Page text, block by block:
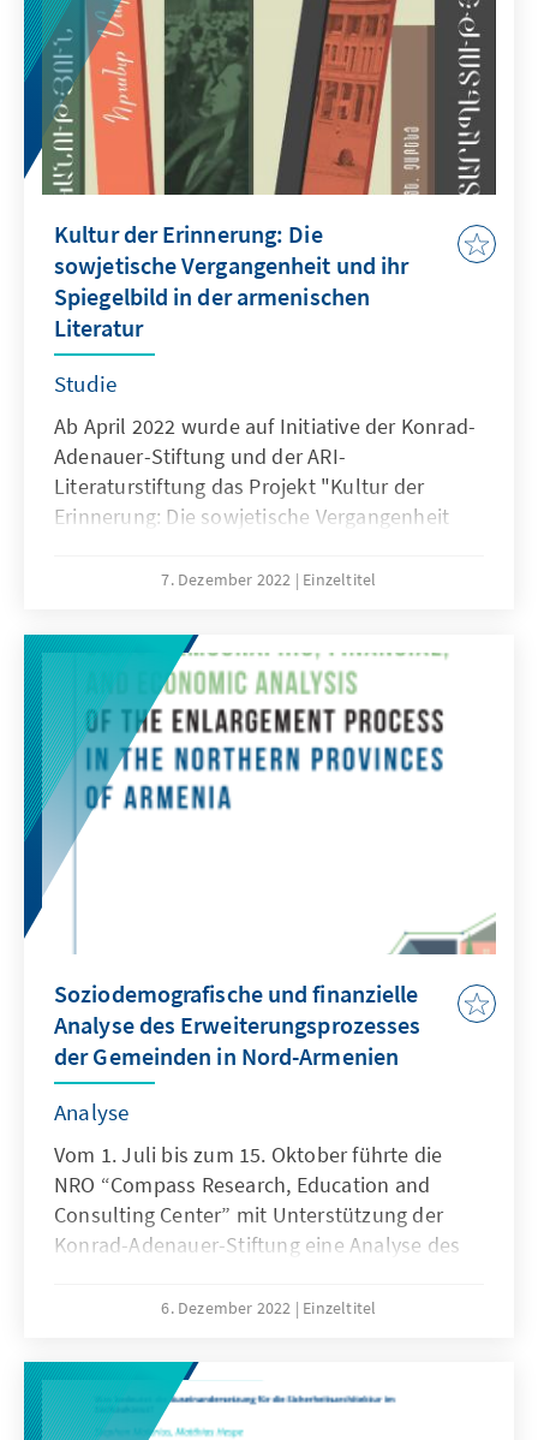
Kultur der Erinnerung: Die
sowjetische Vergangenheit und ihr
Spiegelbild in der armenischen
Literatur
Studie
Ab April 2022 wurde auf Initiative der Konrad-
Adenauer-Stiftung und der ARI-
Literaturstiftung das Projekt "Kultur der
Erinnerung: Die sowjetische Vergangenheit
Literatur" organisiert, in dessen Rahmen drei
7. Dezember 2022 Einzeltitel
Soziodemografische und finanzielle
Analyse des Erweiterungsprozesses
der Gemeinden in Nord-Armenien
Analyse
Vom 1. Juli bis zum 15. Oktober führte die
NRO “Compass Research, Education and
Consulting Center” mit Unterstützung der
Konrad-Adenauer-Stiftung eine Analyse des
Amasia und Tumanyan in Nord-Armenien
6. Dezember 2022 Einzeltitel